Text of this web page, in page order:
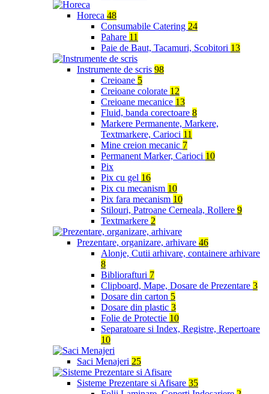
Horeca 48
Consumabile Catering 24
Pahare 11
Paie de Baut, Tacamuri, Scobitori 13
Instrumente de scris 98
Creioane 5
Creioane colorate 12
Creioane mecanice 13
Fluid, banda corectoare 8
Markere Permanente, Markere,
Textmarkere, Carioci 11
Mine creion mecanic 7
Permanent Marker, Carioci 10
Pix
Pix cu gel 16
Pix cu mecanism 10
Pix fara mecanism 10
Stilouri, Patroane Cerneala, Rollere 9
Textmarkere 2
Prezentare, organizare, arhivare 46
Alonje, Cutii arhivare, containere arhivare
8
Bibliorafturi 7
Clipboard, Mape, Dosare de Prezentare 3
Dosare din carton 5
Dosare din plastic 3
Folie de Protectie 10
Separatoare si Index, Registre, Repertoare
10
Saci Menajeri 25
Sisteme Prezentare si Afisare 35